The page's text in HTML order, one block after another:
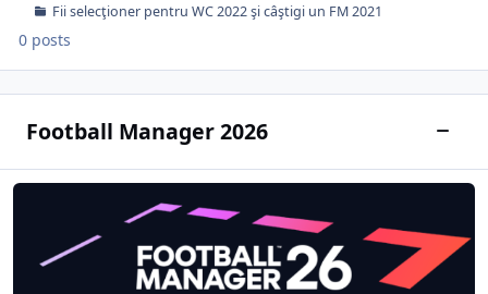
Fii selecţioner pentru WC 2022 şi câştigi un FM 2021
0 posts
Football Manager 2026
FM 2026 Info